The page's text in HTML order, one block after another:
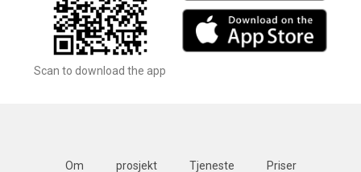
Scan to download the app
Om prosjekt Tjeneste
Priser